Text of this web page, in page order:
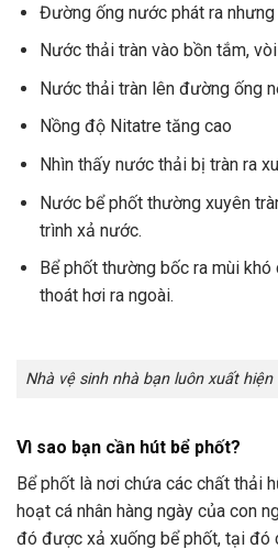
Đường ống nước phát ra nhưng
Nước thải tràn vào bồn tắm,
Nước thải tràn lên đường ống
Nồng độ Nitatre tăng cao
Nhìn thấy nước thải bị tràn ra
Nước bể phốt thường xuyên
trình xả nước.
Bể phốt thường bốc ra mùi
thoát hơi ra ngoài.
Nhà vệ sinh nhà bạn luôn xuất
Vì sao bạn cần hút bể phốt?
Bể phốt là nơi chứa các chất thải
hoạt cá nhân hàng ngày của con
đó được xả xuống bể phốt, tại đó